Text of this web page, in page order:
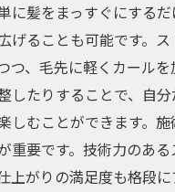
に髪をまっすぐにするだ
げることも可能です。
つ、毛先に軽くカール
したりすることで、自
しむことができます。
重要です。技術力のあ
上がりの満足度も格段